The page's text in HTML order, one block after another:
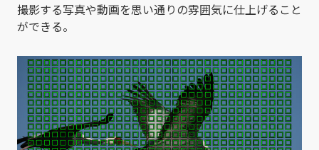
撮影する写真や動画を思い通りの雰囲気に仕上げること
ができる。